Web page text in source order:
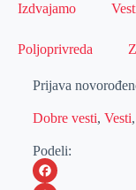
Izdvajamo
Poljoprivreda
Prijava
Dobre vesti, Vesti,
Podeli: